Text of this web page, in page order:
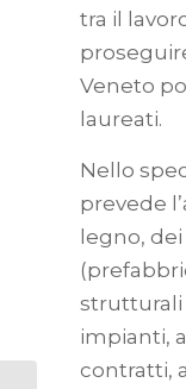
tra il
Veneto
laureati.
Nello
prevede
legno,
strutturali
impianti,
contratti,